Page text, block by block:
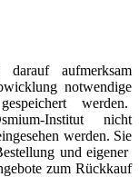
aufmerksam
notwendige
werden.
Institut nicht
werden. Sie
und eigener
zum Rückkauf